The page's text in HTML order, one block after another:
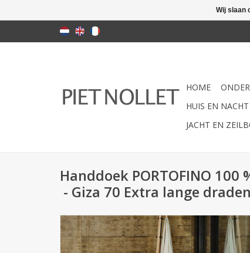
HOME
HUIS EN
JACHT EN
Handdoek PORTOFINO 100
- Giza 70 Extra lange
Wij slaan